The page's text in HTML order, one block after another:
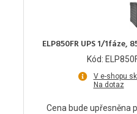
ELP850FR UPS 1/1fáze,
Kód:
V e-shopu
Na dotaz
Cena bude upřesněna